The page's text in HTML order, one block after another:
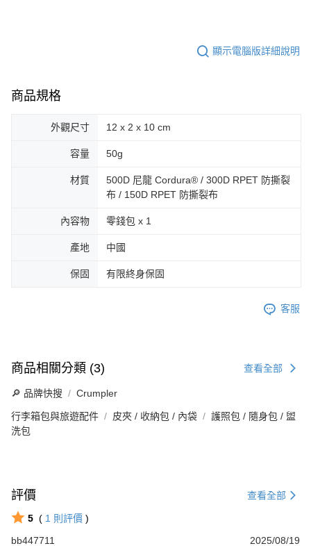
顯示電腦版詳細說明
商品規格
外觀尺寸 12 x 2 x 10 cm
容量 50g
材質
500D 尼龍 Cordura® / 300D RPET 防撕裂
布 / 150D RPET 防撕裂布
內容物 零錢包 x 1
產地 中國
保固 有限終身保固
客服
商品相關分類 (3) 查看全部
🔎 品牌快搜 Crumpler
行李箱包與旅遊配件 皮夾 / 收納包 / 內袋
護照包 / 隨身包 / 盥
洗包
評價 查看全部
5 ( 1 則評價 )
bb447711
2025/08/19